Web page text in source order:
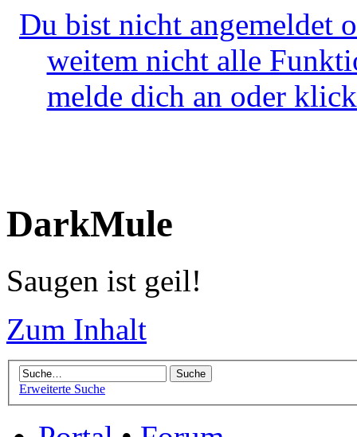
Du bist nicht angemeldet
weitem nicht alle
melde dich an oder
DarkMule
Saugen ist geil!
Zum Inhalt
Erweiterte Suche